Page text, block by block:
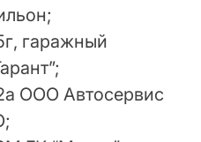
гаражный
ООО Автосервис